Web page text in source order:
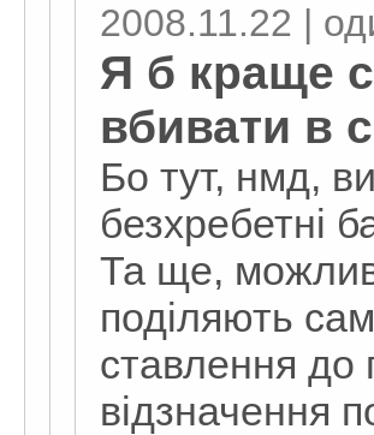
2008.11.22 |
Я б краще
вбивати в
Бо тут, нмд,
безхребетні
Та ще,
поділяють
ставлення до
відзначення